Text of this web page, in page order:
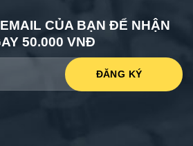
CỦA BẠN ĐỂ NHẬN
50.000 VNĐ